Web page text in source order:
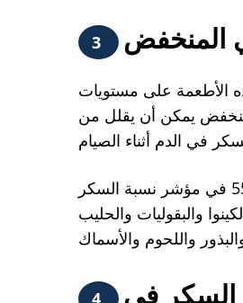
3 المنخفض
الأطعمة على مستويات
يمكن أن يقلل من
الأطعمة منخفضة نسبة السكر في الدم هي الأطعمة التي تقل درجة السكر فيها عن 55 في مؤشر نسبة السكر
والبقوليات والحليب
4 السكر في